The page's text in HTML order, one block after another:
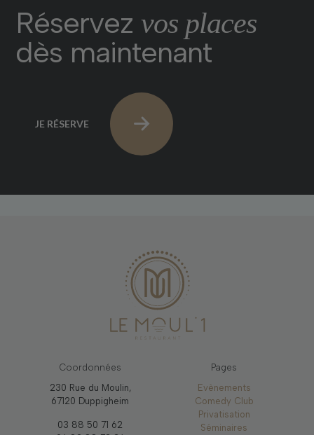
Réservezvos places
dès maintenant
JE RÉSERVE
Coordonnées
230 Rue du Moulin,
67120 Duppigheim
03 88 50 71 62
Pages
Evènements
Comedy Club
Privatisation
Séminaires